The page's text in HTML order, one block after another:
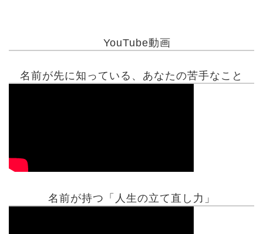
YouTube動画
名前が先に知っている、あなたの苦手なこと
名前が持つ「人生の立て直し力」